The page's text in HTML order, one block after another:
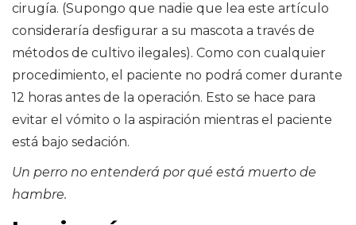
cirugía. (Supongo que nadie que lea este artículo
consideraría desfigurar a su mascota a través de
métodos de cultivo ilegales). Como con cualquier
procedimiento, el paciente no podrá comer durante
12 horas antes de la operación. Esto se hace para
evitar el vómito o la aspiración mientras el paciente
está bajo sedación.
Un perro no entenderá por qué está muerto de
hambre.